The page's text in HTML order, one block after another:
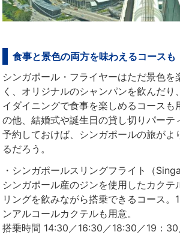
食事と景色の両方を味わえるコースも
シンガポール・フライヤーはただ景色を
く、オリジナルのシャンパンを飲んだり
イダイニングで食事を楽しめるコースも
の他、結婚式や誕生日の貸し切りパーテ
予約しておけば、シンガポールの旅がよ
るだろう。
・シンガポールスリングフライト（
シンガポール産のジンを使用したカクテ
リングを飲みながら搭乗できるコース。
ンアルコールカクテルも用意。
搭乗時間 14:30／16:30／18:30／19：